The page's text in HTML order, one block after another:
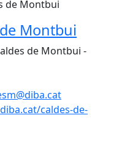
de Montbui
Montbui
de Montbui -
caldes-de-